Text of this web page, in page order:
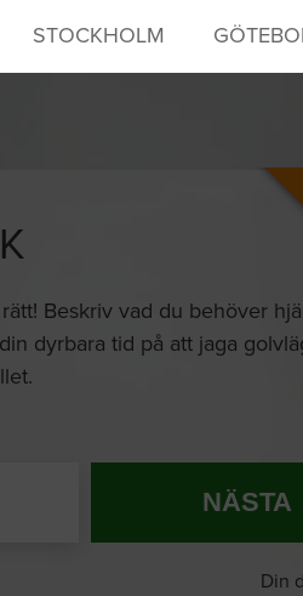
STOCKHOLM
Beskriv vad du behöver
dyrbara tid på att jaga
NÄSTA
Din